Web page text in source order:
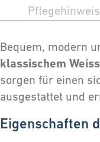
Bequem, modern
klassischem Weiss
sorgen für einen
ausgestattet und
Eigenschaften